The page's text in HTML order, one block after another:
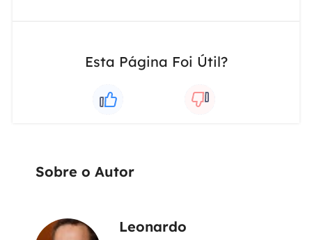
Esta Página Foi Útil?
Sobre o Autor
Leonardo